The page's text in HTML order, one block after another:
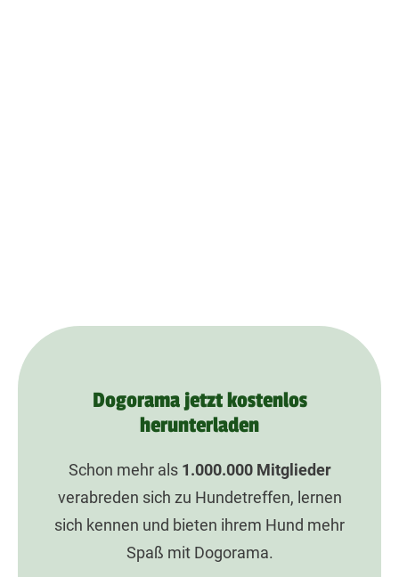
Dogorama jetzt kostenlos
herunterladen
Schon mehr als 1.000.000Mitglieder
verabreden sich zu Hundetreffen, lernen
sich kennen und bieten ihrem Hund mehr
Spaß mit Dogorama.